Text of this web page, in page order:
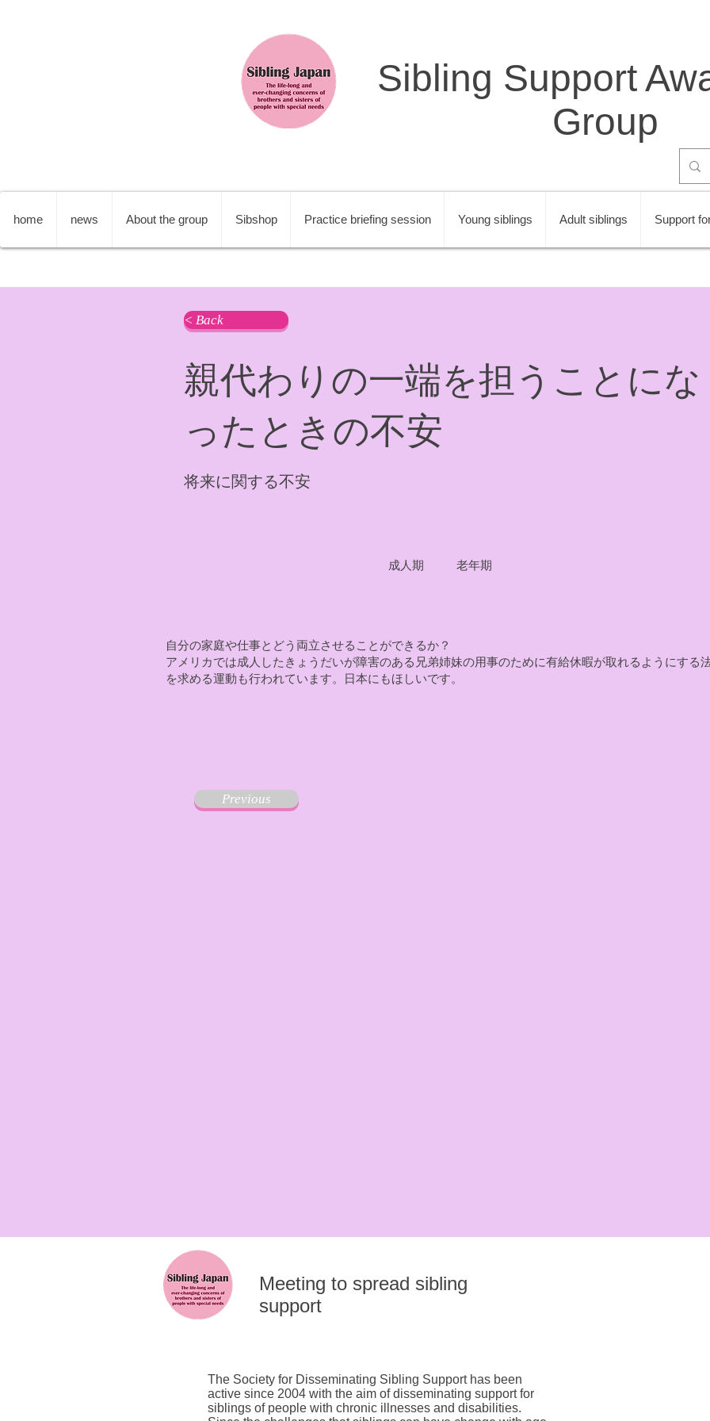
Sibling Support
Group
home news About the group Sibshop Practice briefing session Young siblings Adult siblings Support
< Back
親代わりの一端を担うことにな
ったときの不安
将来に関する不安
成人期 老年期
自分の家庭や仕事とどう両立させることができるか？
アメリカでは成人したきょうだいが障害のある兄弟姉妹の用事のために有給休暇が取れるようにする
を求める運動も行われています。日本にもほしいです。
Previous
​Meeting to spread sibling
support
The Society for Disseminating Sibling Support has been
active since 2004 with the aim of disseminating support for
siblings of people with chronic illnesses and disabilities.